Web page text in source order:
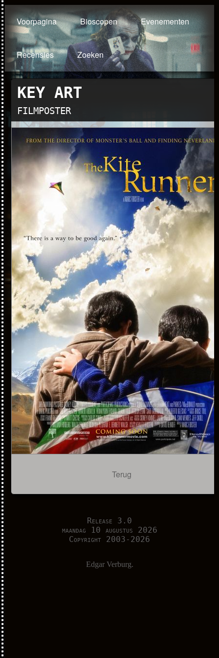
Voorpagina Bioscopen Evenementen
Recensies Zoeken
KEY ART
FILMPOSTER
Terug
Release 3.0
maandag 10 augustus 2026
Copyright 2003-2026
Edgar Verburg.